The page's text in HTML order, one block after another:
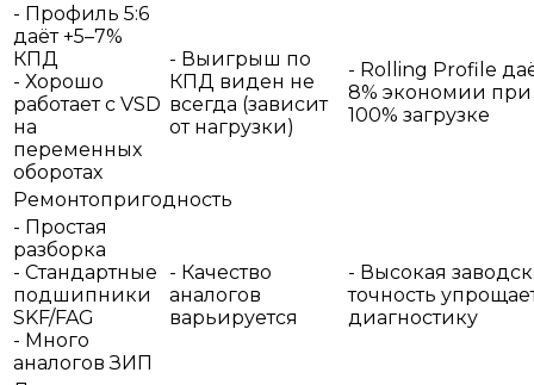
- Профиль 5:6
даёт +5–7%
КПД
- Хорошо
работает с VSD
на
переменных
оборотах
- Выигрыш по
КПД виден не
всегда (зависит
от нагрузки)
- Rolling Profile
8% экономии при
100% загрузке
Ремонтопригодность
- Простая
разборка
- Стандартные
подшипники
SKF/FAG
- Много
аналогов ЗИП
- Качество
аналогов
варьируется
- Высокая
точность
диагностику